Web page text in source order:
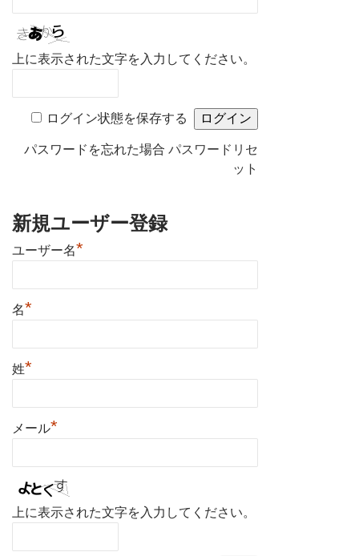
上に表示された文字を入力してください。
ログイン状態を保存する
パスワードを忘れた場合パスワードリセ
ット
新規ユーザー登録
ユーザー名*
名*
姓*
メール*
上に表示された文字を入力してください。